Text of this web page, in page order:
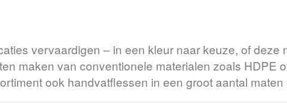
vervaardigen – in een kleur naar keuze, of deze
maken van conventionele materialen zoals HDPE
ook handvatflessen in een groot aantal maten